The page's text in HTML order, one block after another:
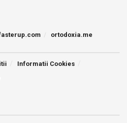
ortodoxia.me
Informatii Cookies